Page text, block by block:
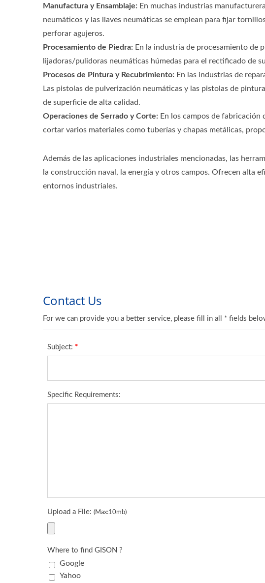
Manufactura y Ensamblaje: En muchas industrias
neumáticos y las llaves neumáticas se emplean para fijar
perforar agujeros.
Procesamiento de Piedra: En la industria de procesamiento de
lijadoras/pulidoras neumáticas húmedas para el rectificado de
Procesos de Pintura y Recubrimiento: En las industrias de
Las pistolas de pulverización neumáticas y las pistolas de
de superficie de alta calidad.
Operaciones de Serrado y Corte: En los campos de
cortar varios materiales como tuberías y chapas metálicas,
Además de las aplicaciones industriales mencionadas, las
la construcción naval, la energía y otros campos. Ofrecen alta
entornos industriales.